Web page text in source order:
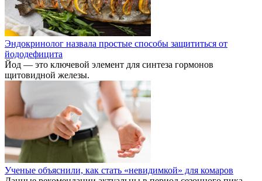
Эндокринолог назвала простые способы защититься от
йододефицита
Йод — это ключевой элемент для синтеза гормонов
щитовидной железы.
Ученые объяснили, как стать «невидимкой» для комаров